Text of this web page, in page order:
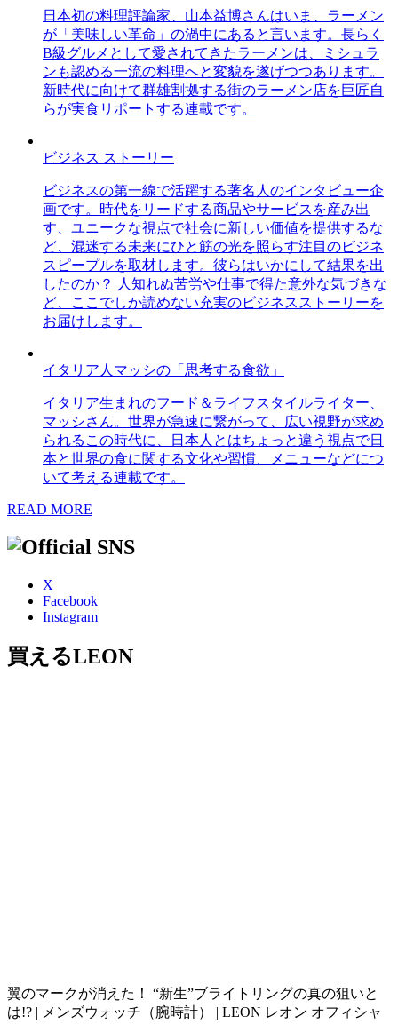
日本初の料理評論家、山本益博さんはいま、ラーメン
が「美味しい革命」の渦中にあると言います。長らく
B級グルメとして愛されてきたラーメンは、ミシュラ
ンも認める一流の料理へと変貌を遂げつつあります。
新時代に向けて群雄割拠する街のラーメン店を巨匠自
らが実食リポートする連載です。
ビジネス ストーリー
ビジネスの第一線で活躍する著名人のインタビュー企
画です。時代をリードする商品やサービスを産み出
す、ユニークな視点で社会に新しい価値を提供するな
ど、混迷する未来にひと筋の光を照らす注目のビジネ
スピープルを取材します。彼らはいかにして結果を出
したのか？ 人知れぬ苦労や仕事で得た意外な気づきな
ど、ここでしか読めない充実のビジネスストーリーを
お届けします。
イタリア人マッシの「思考する食欲」
イタリア生まれのフード＆ライフスタイルライター、
マッシさん。世界が急速に繋がって、広い視野が求め
られるこの時代に、日本人とはちょっと違う視点で日
本と世界の食に関する文化や習慣、メニューなどにつ
いて考える連載です。
READ MORE
X
Facebook
Instagram
買えるLEON
翼のマークが消えた！ “新生”ブライトリングの真の狙いと
は!? | メンズウォッチ（腕時計） | LEON レオン オフィシャ